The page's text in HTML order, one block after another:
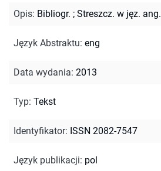
Opis: Bibliogr. ; Streszcz. w jęz. ang.
Język Abstraktu: eng
Data wydania: 2013
Typ: Tekst
Identyfikator: ISSN 2082-7547
Język publikacji: pol